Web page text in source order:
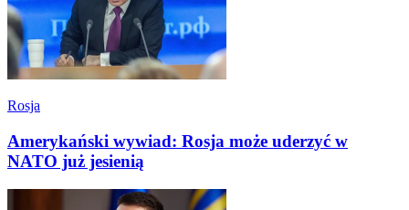
Rosja
Amerykański wywiad: Rosja może uderzyć w
NATO już jesienią